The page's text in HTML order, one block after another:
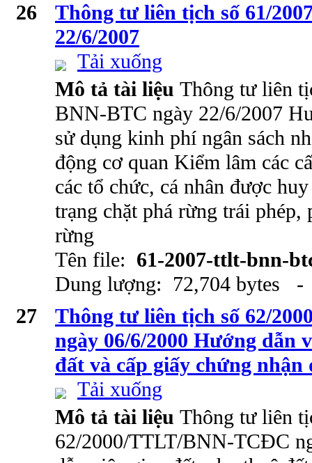
26
Thông tư liên tịch số 61/
22/6/2007
Tải xuống
Mô tả tài liệu Thông tư liên
BNN-BTC ngày 22/6/2007
sử dụng kinh phí ngân sách
động cơ quan Kiểm lâm các
các tổ chức, cá nhân được
trạng chặt phá rừng trái phép,
rừng
Tên file: 61-2007-ttlt-bnn-
Dung lượng: 72,704 bytes
27
Thông tư liên tịch số 62/
ngày 06/6/2000 Hướng dẫn
đất và cấp giấy chứng
Tải xuống
Mô tả tài liệu Thông tư liên
62/2000/TTLT/BNN-TCĐC